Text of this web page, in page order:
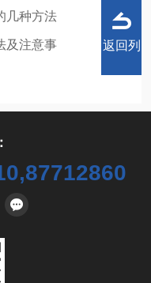
几种方法
及注意事 返回列
表